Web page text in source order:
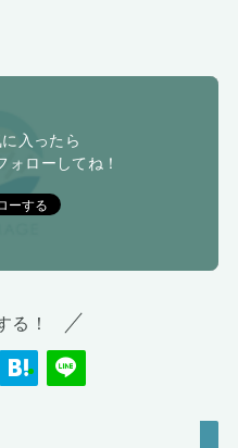
入ったら
ォローしてね！
る！